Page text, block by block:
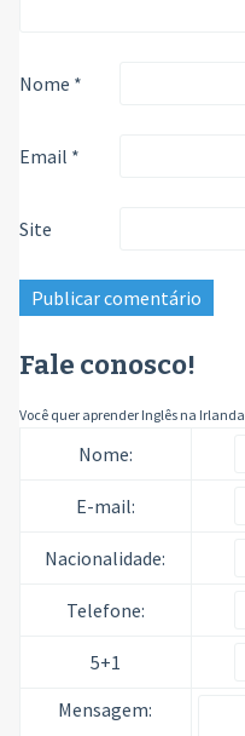
Nome *
Email *
Site
Fale conosco!
Você quer aprender Inglês na
Nome:
E-mail:
Nacionalidade:
Telefone:
5+1
Mensagem: